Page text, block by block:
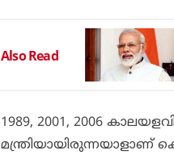
Also Read
1989, 2001, 2006
മന്ത്രിയായിരുന്നയാളാണ്